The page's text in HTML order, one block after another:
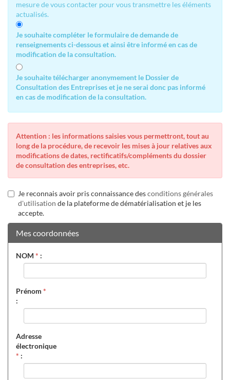
mesure de vous contacter pour vous transmettre les éléments
actualisés.
Je souhaite compléter le formulaire de demande de
renseignements ci-dessous et ainsi être informé en cas de
modification de la consultation.
Je souhaite télécharger anonymement le Dossier de
Consultation des Entreprises et je ne serai donc pas informé
en cas de modification de la consultation.
Attention : les informations saisies vous permettront, tout au
long de la procédure, de recevoir les mises à jour relatives aux
modifications de dates, rectificatifs/compléments du dossier
de consultation des entreprises, etc.
Je reconnais avoir pris connaissance desconditions générales
d'utilisation de la plateforme de dématérialisation et je les
accepte.
Mes coordonnées
NOM * :
Prénom *
:
Adresse
électronique
* :